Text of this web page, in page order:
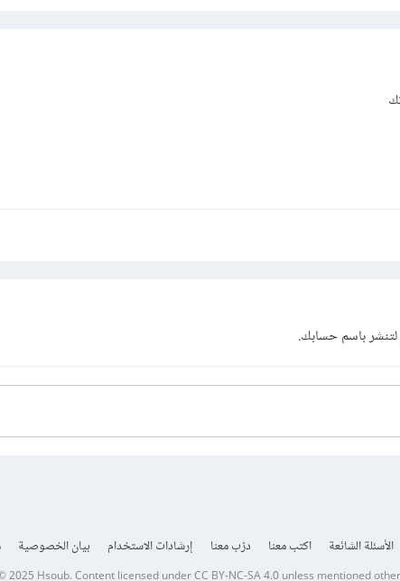
لتنشر باسم حسابك.
الأسئلة الشائعة اكتب معنا درّب معنا إرشادات الاستخدام بيان الخصوصية